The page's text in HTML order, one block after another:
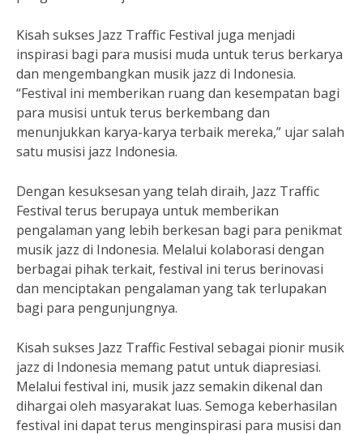
Kisah sukses Jazz Traffic Festival juga menjadi
inspirasi bagi para musisi muda untuk terus berkarya
dan mengembangkan musik jazz di Indonesia.
“Festival ini memberikan ruang dan kesempatan bagi
para musisi untuk terus berkembang dan
menunjukkan karya-karya terbaik mereka,” ujar salah
satu musisi jazz Indonesia.
Dengan kesuksesan yang telah diraih, Jazz Traffic
Festival terus berupaya untuk memberikan
pengalaman yang lebih berkesan bagi para penikmat
musik jazz di Indonesia. Melalui kolaborasi dengan
berbagai pihak terkait, festival ini terus berinovasi
dan menciptakan pengalaman yang tak terlupakan
bagi para pengunjungnya.
Kisah sukses Jazz Traffic Festival sebagai pionir musik
jazz di Indonesia memang patut untuk diapresiasi.
Melalui festival ini, musik jazz semakin dikenal dan
dihargai oleh masyarakat luas. Semoga keberhasilan
festival ini dapat terus menginspirasi para musisi dan